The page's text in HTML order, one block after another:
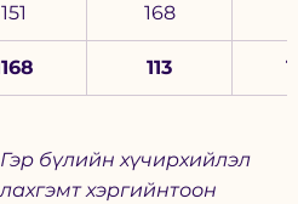
151 168
113
хүчирхийлэл
хэргийнтоон